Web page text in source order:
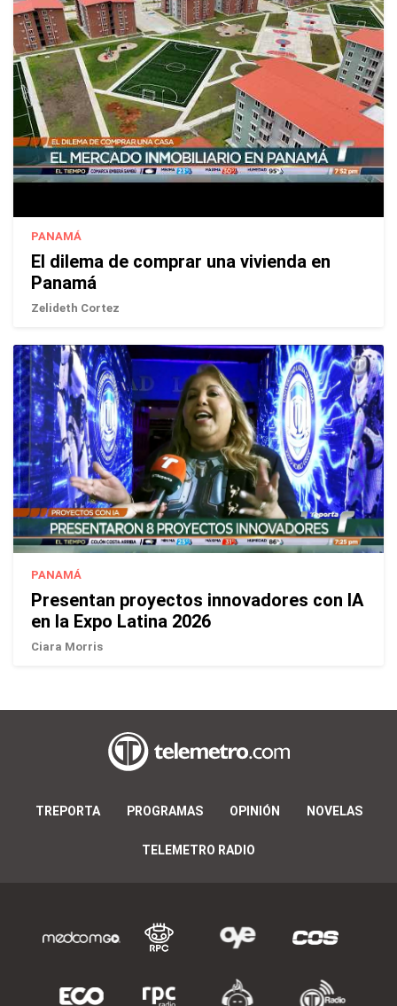
PANAMÁ
El dilema de comprar una vivienda en
Panamá
Zelideth Cortez
PANAMÁ
Presentan proyectos innovadores con IA
en la Expo Latina 2026
Ciara Morris
TREPORTA PROGRAMAS OPINIÓN NOVELAS
TELEMETRO RADIO